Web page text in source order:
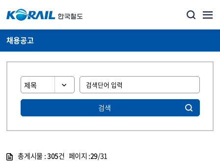
채용공고
검색
총게시물 :305건 페이지 :29/31